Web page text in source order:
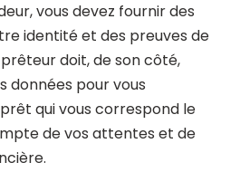
vous devez fournir des
identité et des preuves de
doit, de son côté,
données pour vous
qui vous correspond le
de vos attentes et de